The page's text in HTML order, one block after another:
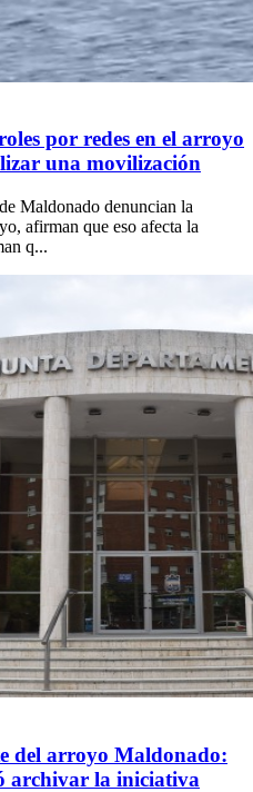
por redes en el arroyo
una movilización
Maldonado denuncian la
afirman que eso afecta la
q...
del arroyo Maldonado:
archivar la iniciativa